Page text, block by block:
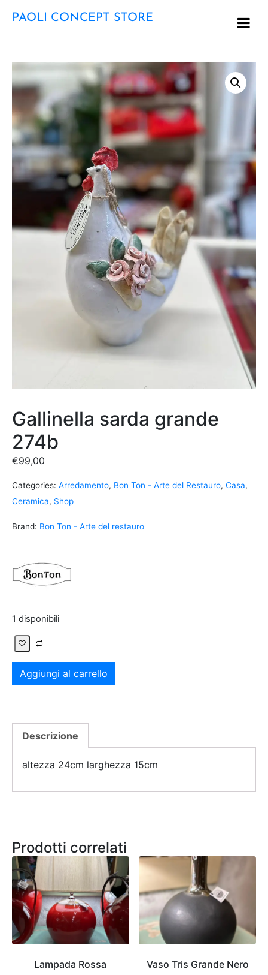
PAOLI CONCEPT STORE
Gallinella sarda grande
274b
€99,00
Categories: Arredamento, Bon Ton - Arte del Restauro, Casa,
Ceramica, Shop
Brand: Bon Ton - Arte del restauro
1 disponibili
Aggiungi al carrello
Descrizione
altezza 24cm larghezza 15cm
Prodotti correlati
Lampada Rossa Vaso Tris Grande Nero